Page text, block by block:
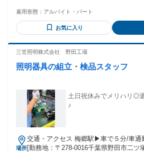
養範囲内 /Wワーク・副業も相談可能 (
ハローワークでお仕事探し中の方にも
も多数活躍しています。 全く違う業種から活躍している方が
の販売接客をされていた方 ・軽作業ス
期で倉庫内作業をされていた方
雇用形態： アルバイト・パート
お気に入り
三笠照明株式会社 野田工場
照明器具の組立・検品スタッフ
土日祝休みでメリハリ◎
♪
場所
交通・アクセス 梅郷駅▶車で５分/車通
有♪
[勤務地：〒278-0016千葉県野田市二ツ